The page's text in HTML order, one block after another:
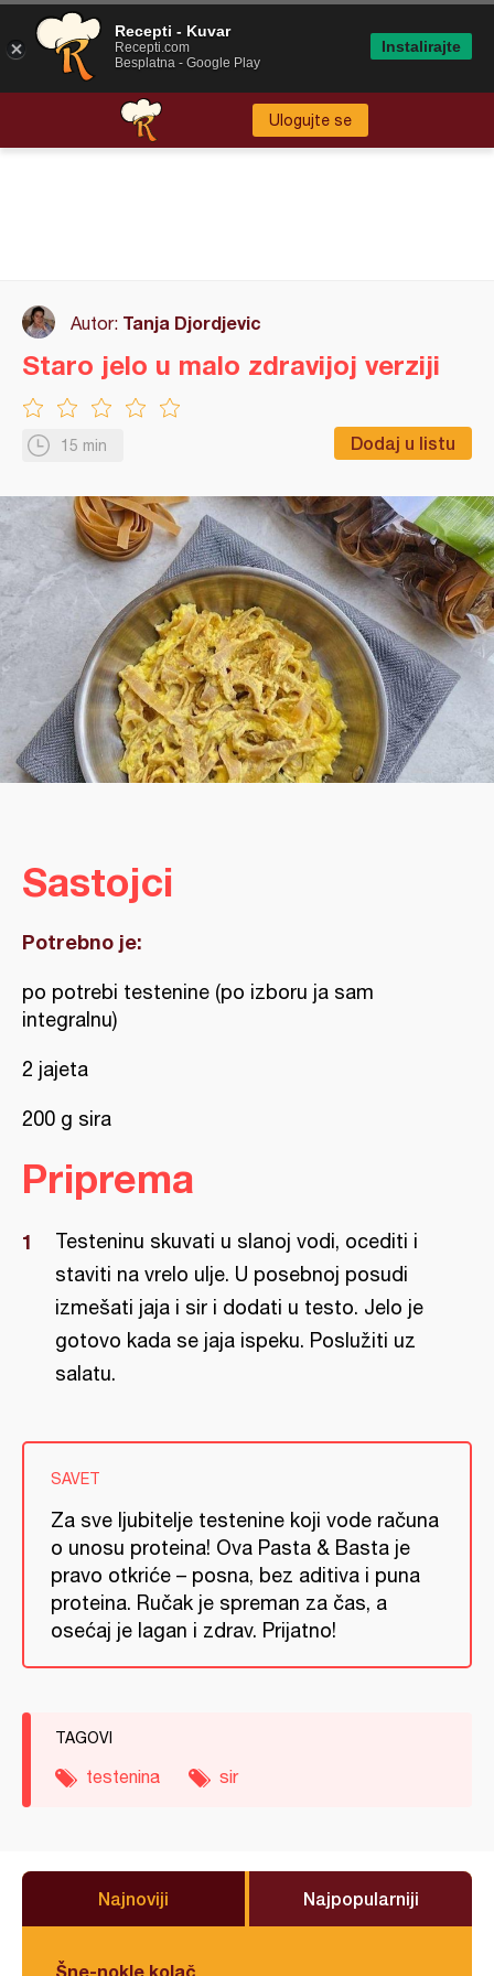
Ulogujte se
Autor: Tanja Djordjevic
15 min Dodaj u listu
Staro jelo u malo zdravijoj verziji
Sastojci
Potrebno je:
po potrebi testenine (po izboru ja sam
integralnu)
2 jajeta
200 g sira
Priprema
Testeninu skuvati u slanoj vodi, ocediti i
staviti na vrelo ulje. U posebnoj posudi
izmešati jaja i sir i dodati u testo. Jelo je
gotovo kada se jaja ispeku. Poslužiti uz
salatu.
SAVET
Za sve ljubitelje testenine koji vode računa
o unosu proteina! Ova Pasta & Basta je
pravo otkriće – posna, bez aditiva i puna
proteina. Ručak je spreman za čas, a
osećaj je lagan i zdrav. Prijatno!
TAGOVI
testenina sir
Najnoviji Najpopularniji
Šne-nokle kolač
Recepti - Kuvar
Recepti.com
Besplatna - Google Play
Instalirajte